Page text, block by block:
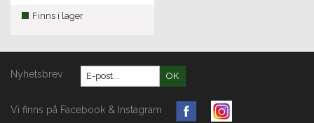
Finns i lager
Nyhetsbrev OK
Vi finns på Facebook & Instagram